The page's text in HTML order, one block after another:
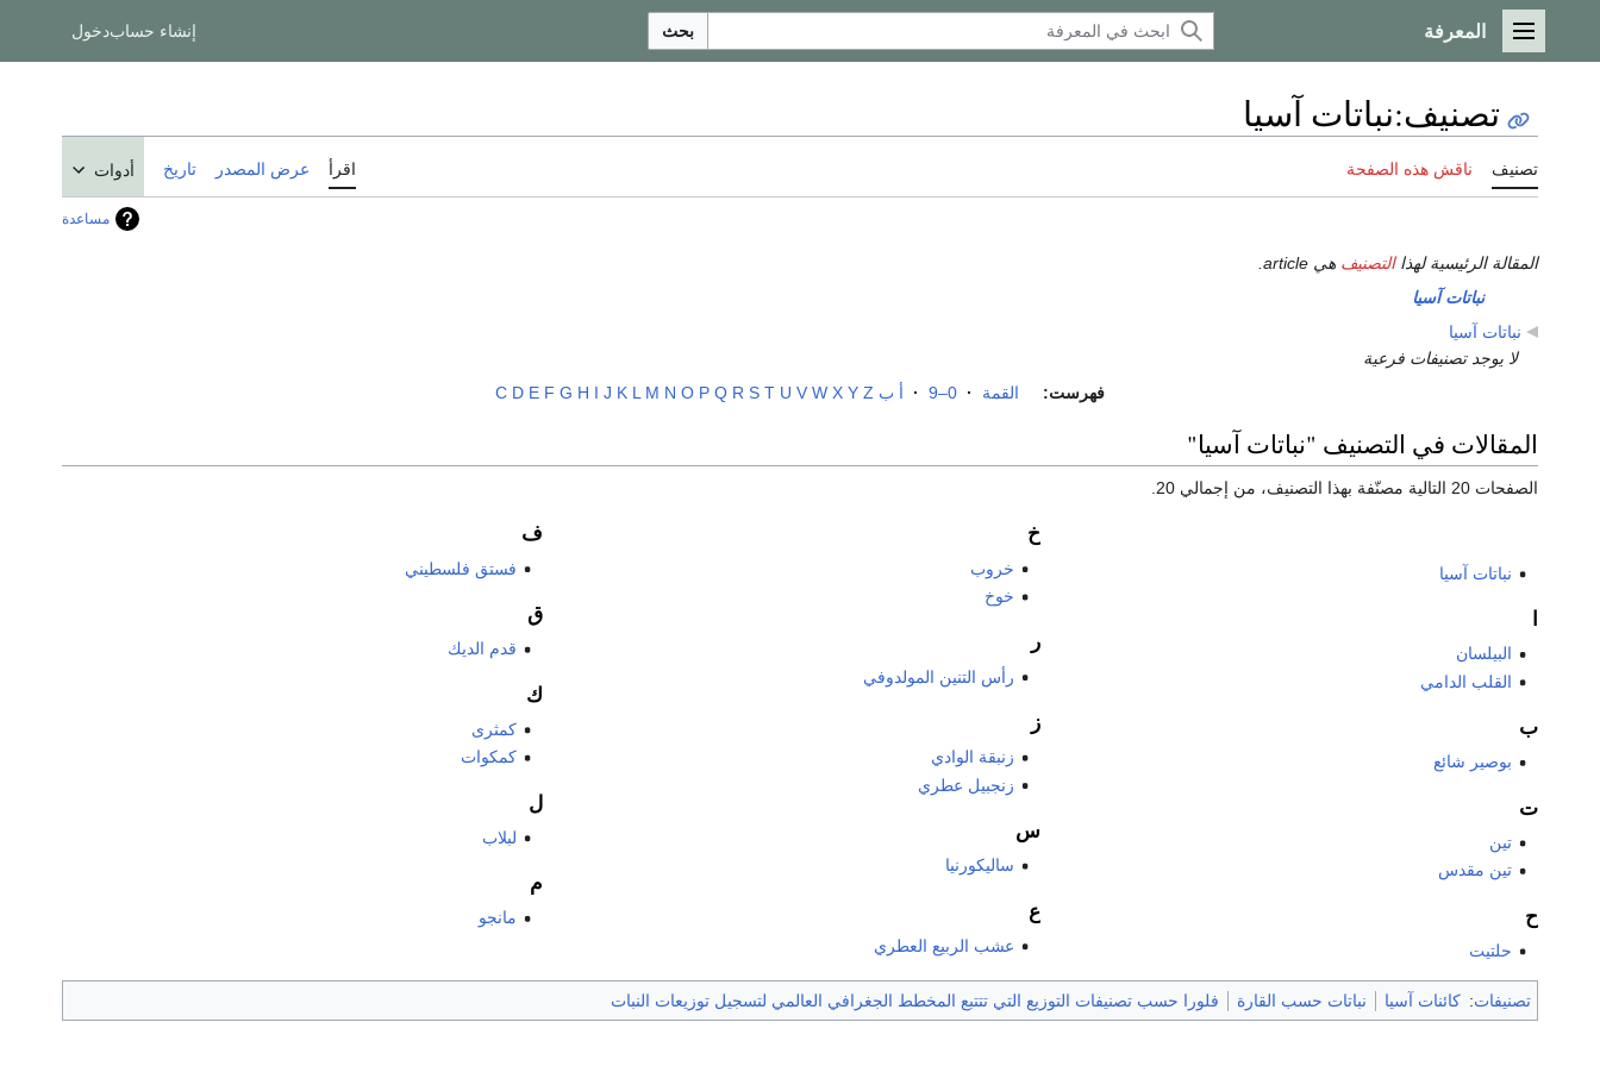
القائمة الرئيسية
المعرفة بحث إنشاء حسابدخول
تصنيف:نباتات آسيا
تصنيف ناقش هذه الصفحة اقرأ عرض المصدر تاريخ أدوات
مساعدة
المقالة الرئيسية لهذاالتصنيف هي article.
نباتات آسيا
نباتات آسيا
لا يوجد تصنيفات فرعية
فهرست:
القمة ·
0–9
· أ ب C D E F G H I J K L M N O P Q R S T U V W X Y Z
المقالات في التصنيف "نباتات آسيا"
الصفحات 20 التالية مصنّفة بهذا التصنيف، من إجمالي 20.
نباتات آسيا
البيلسان
القلب الدامي
ب
بوصير شائع
ت
تين
تين مقدس
ح
حلتيت
خ
خروب
خوخ
ر
رأس التنين المولدوفي
ز
زنبقة الوادي
زنجبيل عطري
س
ساليكورنيا
ع
عشب الربيع العطري
ف
فستق فلسطيني
ق
قدم الديك
ك
كمثرى
كمكوات
ل
لبلاب
م
مانجو
تصنيفات: كائنات آسيا نباتات حسب القارة فلورا حسب تصنيفات التوزيع التي تتتبع المخطط الجغرافي العالمي لتسجيل توزيعات النبات